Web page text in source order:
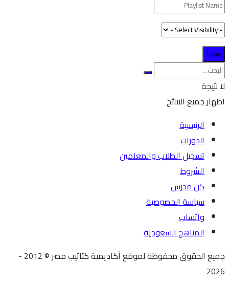
لا نتيجة
اظهار جميع النتائج
الرئيسية
الدورات
تسجيل الطلاب والمعلمين
الشروط
كن مدرس
سياسة الخصوصية
واتساب
المناهج السعودية
جميع الحقوق محفوظة لموقع أكاديمية كتاتيب مصر © 2012 -
2026